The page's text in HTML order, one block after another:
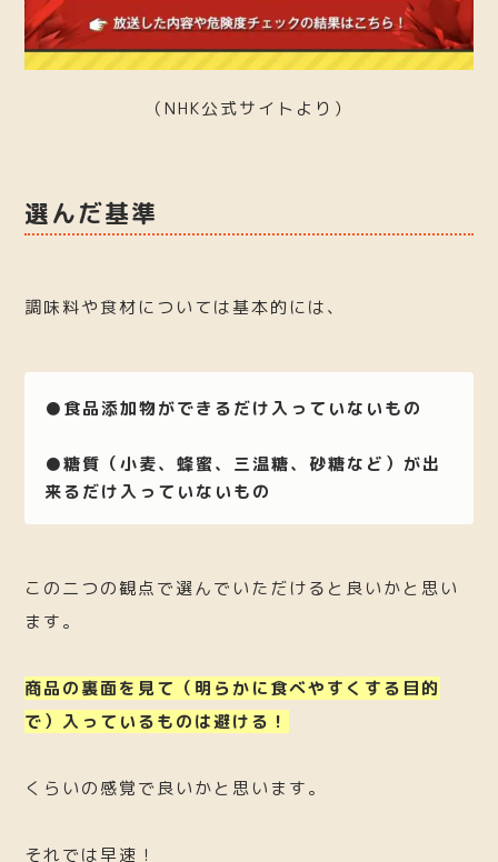
（NHK公式サイトより）
選んだ基準
調味料や食材については基本的には、
●食品添加物ができるだけ入っていないもの
●糖質（小麦、蜂蜜、三温糖、砂糖など）が出
来るだけ入っていないもの
この二つの観点で選んでいただけると良いかと思い
ます。
商品の裏面を見て（明らかに食べやすくする目的
で）入っているものは避ける！
くらいの感覚で良いかと思います。
それでは早速！